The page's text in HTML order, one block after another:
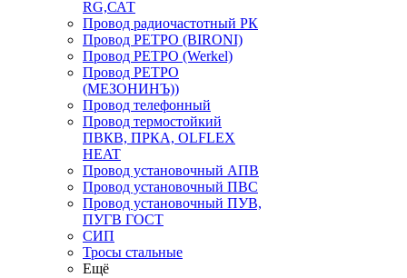
RG,САТ
Провод радиочастотный РК
Провод РЕТРО (BIRONI)
Провод РЕТРО (Werkel)
Провод РЕТРО
(МЕЗОНИНЪ))
Провод телефонный
Провод термостойкий
ПВКВ, ПРКА, OLFLEX
HEAT
Провод установочный АПВ
Провод установочный ПВС
Провод установочный ПУВ,
ПУГВ ГОСТ
СИП
Тросы стальные
Ещё